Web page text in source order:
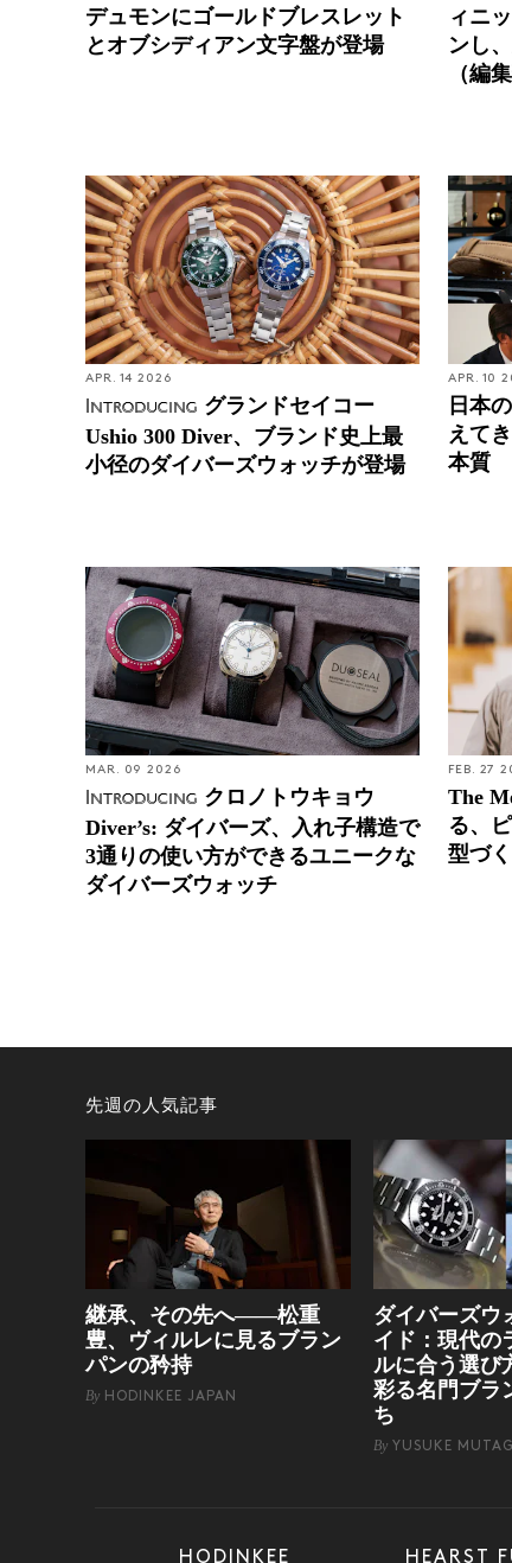
デュモンにゴールドブレスレット
とオブシディアン文字盤が登場
ィニ
ンし
（編
APR. 14 2026
Introducing グランドセイコー
Ushio 300 Diver、ブランド史上最
小径のダイバーズウォッチが登場
APR. 10
日本
えて
本質
MAR. 09 2026
Introducing クロノトウキョウ
Diver’s: ダイバーズ、入れ子構造で
3通りの使い方ができるユニークな
ダイバーズウォッチ
FEB. 27
The
る、
型づ
先週の人気記事
継承、その先へ——松重
豊、ヴィルレに見るブラン
パンの矜持
By HODINKEE JAPAN
ダイバーズウ
イド：現代の
ルに合う選び
彩る名門ブラ
ち
By YUSUKE
HODINKEE HEARST